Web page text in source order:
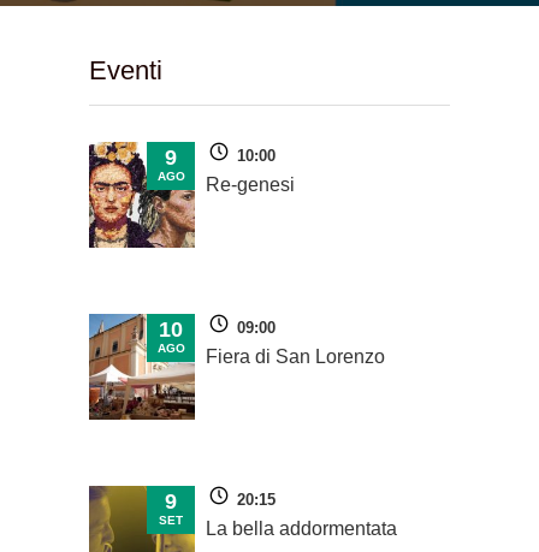
Eventi
9
AGO
10:00
Re-genesi
10
AGO
09:00
Fiera di San Lorenzo
9
SET
20:15
La bella addormentata